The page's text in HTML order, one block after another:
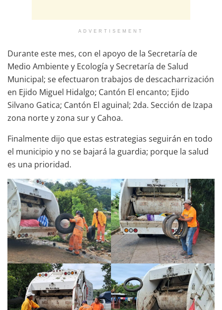
ADVERTISEMENT
Durante este mes, con el apoyo de la Secretaría de
Medio Ambiente y Ecología y Secretaría de Salud
Municipal; se efectuaron trabajos de descacharrización
en Ejido Miguel Hidalgo; Cantón El encanto; Ejido
Silvano Gatica; Cantón El aguinal; 2da. Sección de Izapa
zona norte y zona sur y Cahoa.
Finalmente dijo que estas estrategias seguirán en todo
el municipio y no se bajará la guardia; porque la salud
es una prioridad.